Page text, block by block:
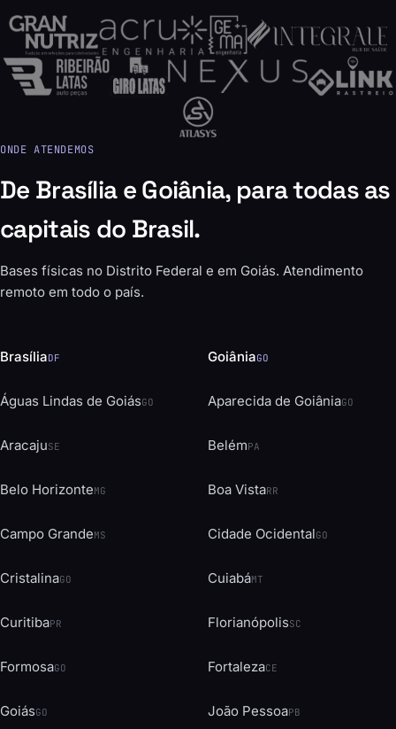
ONDE ATENDEMOS
De Brasília e Goiânia, para todas as
capitais do Brasil.
Bases físicas no Distrito Federal e em Goiás. Atendimento
remoto em todo o país.
BrasíliaDF GoiâniaGO
Águas Lindas de GoiásGO Aparecida de GoiâniaGO
AracajuSE BelémPA
Belo HorizonteMG Boa VistaRR
Campo GrandeMS Cidade OcidentalGO
CristalinaGO CuiabáMT
CuritibaPR FlorianópolisSC
FormosaGO FortalezaCE
GoiásGO João PessoaPB